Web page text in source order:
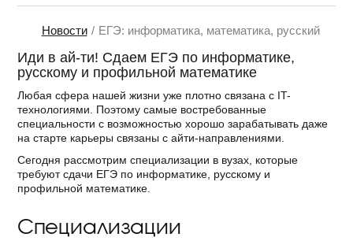
Новости ЕГЭ: информатика, математика, русский
Иди в ай-ти! Сдаем ЕГЭ по информатике,
русскому и профильной математике
Любая сфера нашей жизни уже плотно связана с IT-
технологиями. Поэтому самые востребованные
специальности с возможностью хорошо зарабатывать даже
на старте карьеры связаны с айти-направлениями.
Сегодня рассмотрим специализации в вузах, которые
требуют сдачи ЕГЭ по информатике, русскому и
профильной математике.
Специализации